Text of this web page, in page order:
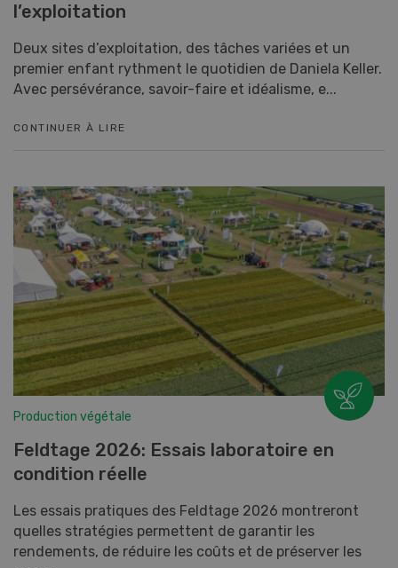
l’exploitation
Deux sites d’exploitation, des tâches variées et un
premier enfant rythment le quotidien de Daniela Keller.
Avec persévérance, savoir-faire et idéalisme, e...
CONTINUER À LIRE
Production végétale
Feldtage 2026: Essais laboratoire en
condition réelle
Les essais pratiques des Feldtage 2026 montreront
quelles stratégies permettent de garantir les
rendements, de réduire les coûts et de préserver les